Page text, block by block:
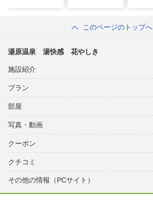
このページのトップへ
湯原温泉 湯快感 花やしき
施設紹介
プラン
部屋
写真・動画
クーポン
クチコミ
その他の情報（PCサイト）